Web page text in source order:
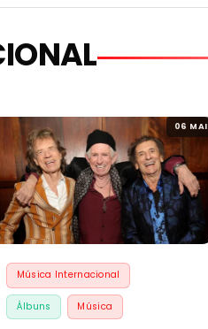
06 MAI
Música Internacional
Álbuns Música